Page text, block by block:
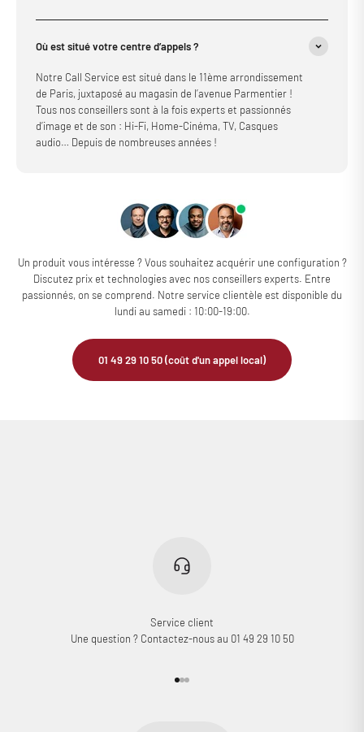
Où est situé votre centre d’appels ?
Notre Call Service est situé dans le 11ème arrondissement
de Paris, juxtaposé au magasin de l’avenue Parmentier !
Tous nos conseillers sont à la fois experts et passionnés
d’image et de son : Hi-Fi, Home-Cinéma, TV, Casques
audio… Depuis de nombreuses années !
Un produit vous intéresse ? Vous souhaitez acquérir une configuration ?
Discutez prix et technologies avec nos conseillers experts. Entre
passionnés, on se comprend. Notre service clientèle est disponible du
lundi au samedi : 10:00-19:00.
01 49 29 10 50 (coût d'un appel local)
Service client
Une question ? Contactez-nous au 01 49 29 10 50
Aller à l'élément 1
Aller à l'élément 2
Aller à l'élément 3